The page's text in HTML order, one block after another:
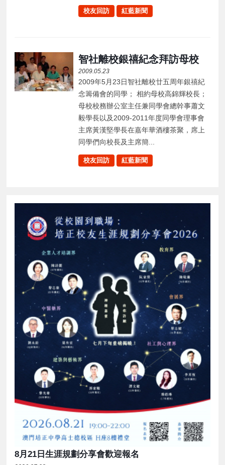
校友回訪 紅藍新聞
智社離校銀禧紀念拜訪母校
2009.05.23
2009年5月23日智社離校廿五周年銀禧紀
念籌備會的同學； 相約母校高錦輝校長；
母校校務辦公室主任兼同學會總幹事蕭文
毅學長以及2009-2011年度同學會理事會
主席黃漢堅學長在嘉年華酒樓茶聚，席上
同學們向校長及主席簡...
校友回訪 紅藍新聞
8月21日生涯規劃分享會歡迎報名